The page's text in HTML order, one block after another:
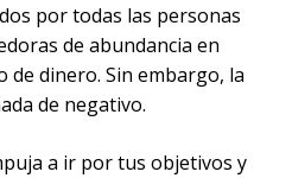
por todas las personas
de abundancia en
de dinero. Sin embargo, la
de negativo.
a ir por tus objetivos y